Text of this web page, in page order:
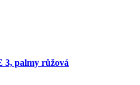
3, palmy růžová